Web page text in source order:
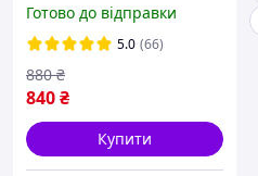
шт) Оригінал
Готово до відправки
5.0 (66)
840₴
880 ₴
Купити